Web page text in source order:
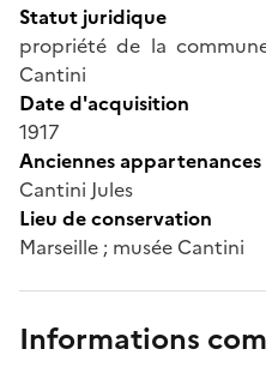
Statut juridique
propriété de la
Cantini
Date d'acquisition
1917
Anciennes appartenances
Cantini Jules
Lieu de conservation
Marseille ; musée Cantini
Informations